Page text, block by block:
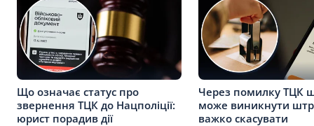
Що означає статус про
звернення ТЦК до Нацполіції:
юрист порадив дії
Через помилку ТЦК
може виникнути
важко скасувати